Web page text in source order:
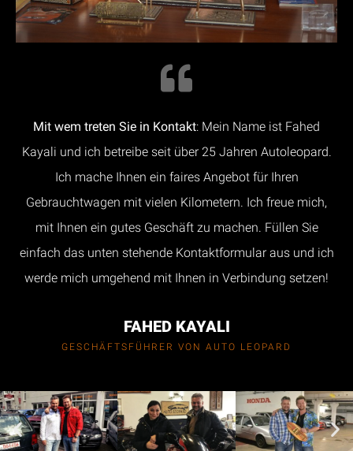
Mit wem treten Sie in Kontakt: Mein Name ist Fahed
Kayali und ich betreibe seit über 25 Jahren Autoleopard.
Ich mache Ihnen ein faires Angebot für Ihren
Gebrauchtwagen mit vielen Kilometern. Ich freue mich,
mit Ihnen ein gutes Geschäft zu machen. Füllen Sie
einfach das unten stehende Kontaktformular aus und ich
werde mich umgehend mit Ihnen in Verbindung setzen!
FAHED KAYALI
GESCHÄFTSFÜHRER VON AUTO LEOPARD